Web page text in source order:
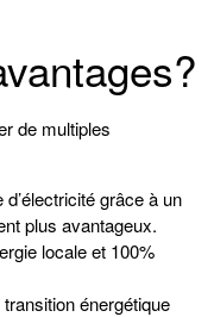
de multiples
grâce à un
plus avantageux.
locale et 100%
énergétique